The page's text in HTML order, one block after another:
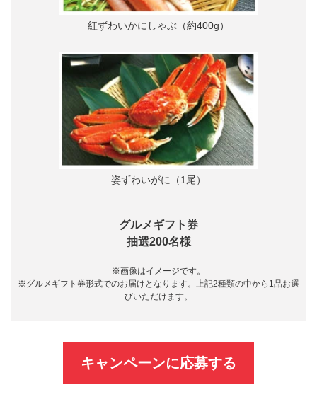
紅ずわいかにしゃぶ（約400g）
姿ずわいがに（1尾）
グルメギフト券
抽選200名様
※画像はイメージです。
※グルメギフト券形式でのお届けとなります。上記2種類の中から1品お選
びいただけます。
キャンペーンに応募する